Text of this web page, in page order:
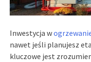
Inwestycja w
nawet jeśli planujesz
kluczowe jest